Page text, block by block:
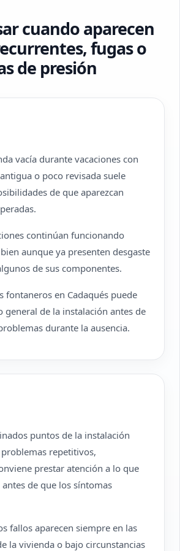
cuando aparecen
fugas o
de presión
vacía durante vacaciones con
o poco revisada suele
de que aparezcan
continúan funcionando
aunque ya presenten desgaste
de sus componentes.
fontaneros en Cadaqués puede
general de la instalación antes de
durante la ausencia.
puntos de la instalación
repetitivos,
prestar atención a lo que
de que los síntomas
fallos aparecen siempre en las
la vivienda o bajo circunstancias